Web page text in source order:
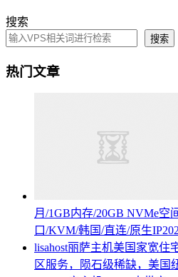
搜索
搜索
热门文章
月/1GB内存/20GB NVMe空
口/KVM/韩国/直连/原生IP
lisahost丽萨主机美国家宽住
区服务，陨石级稀缺，美国